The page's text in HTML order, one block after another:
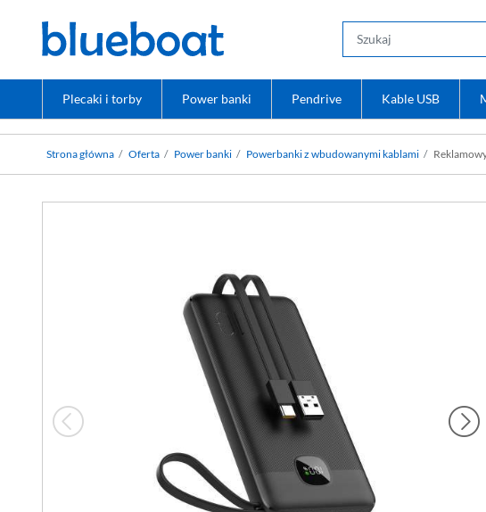
Plecaki i torby Power banki Pendrive Kable USB
Strona główna Oferta Power banki Powerbanki z wbudowanymi kablami